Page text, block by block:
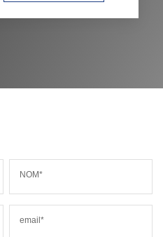
NOM*
email*